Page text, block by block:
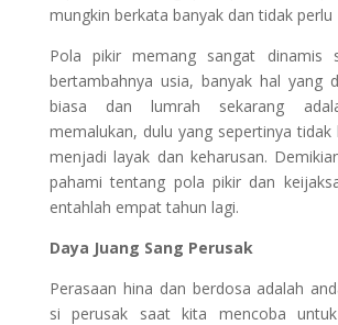
mungkin berkata banyak dan tidak
Pola pikir memang sangat dinamis
bertambahnya usia, banyak hal yang
biasa dan lumrah sekarang
memalukan, dulu yang sepertinya tidak
menjadi layak dan keharusan.
pahami tentang pola pikir dan
entahlah empat tahun lagi.
Daya Juang Sang Perusak
Perasaan hina dan berdosa adalah
si perusak saat kita mencoba